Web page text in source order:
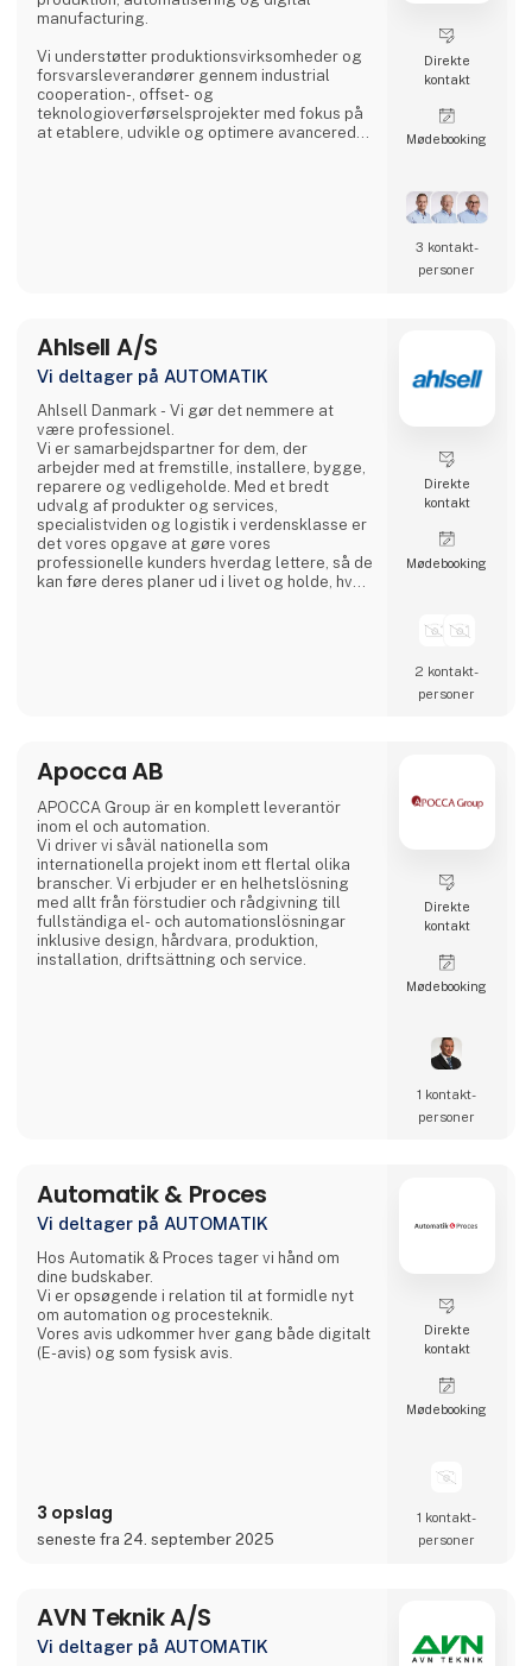
manufacturing.
Vi understøtter produktionsvirksomheder og
forsvarsleverandører gennem industrial
cooperation-, offset- og
teknologioverførselsprojekter med fokus på
at etablere, udvikle og optimere avancerede
ADMG assister
Direkte
kontakt
Møde­booking
3 kontakt­
personer
Ahlsell A/S
Vi deltager på AUTOMATIK
Ahlsell Danmark - Vi gør det nemmere at
være professionel.
Vi er samarbejdspartner for dem, der
arbejder med at fremstille, installere, bygge,
reparere og vedligeholde. Med et bredt
udvalg af produkter og services,
specialistviden og logistik i verdensklasse er
det vores opgave at gøre vores
professionelle kunders hverdag lettere, så de
kan føre deres planer ud i livet og holde, hvad
Direkte
kontakt
Møde­booking
2 kontakt­
personer
Apocca AB
APOCCA Group är en komplett leverantör
inom el och automation.
Vi driver vi såväl nationella som
internationella projekt inom ett flertal olika
branscher. Vi erbjuder er en helhetslösning
med allt från förstudier och rådgivning till
fullständiga el- och automationslösningar
inklusive design, hårdvara, produktion,
installation, driftsättning och service.
Direkte
kontakt
Møde­booking
1 kontakt­
personer
Automatik & Proces
Vi deltager på AUTOMATIK
Hos Automatik & Proces tager vi hånd om
dine budskaber.
Vi er opsøgende i relation til at formidle nyt
om automation og procesteknik.
Vores avis udkommer hver gang både digitalt
(E-avis) og som fysisk avis.
3 opslag
seneste fra 24. september 2025
Direkte
kontakt
Møde­booking
1 kontakt­
personer
AVN Teknik A/S
Vi deltager på AUTOMATIK